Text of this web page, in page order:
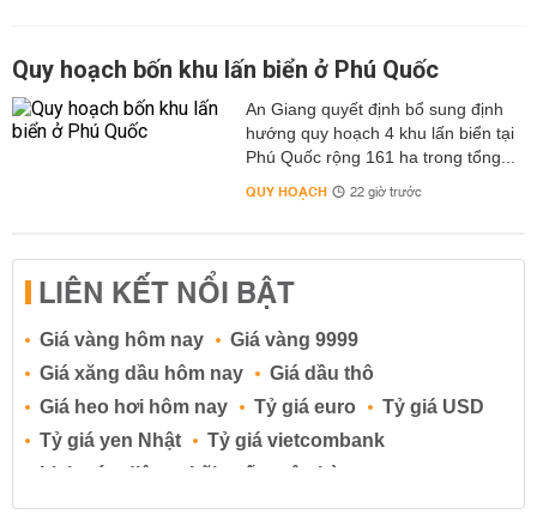
Quy hoạch bốn khu lấn biển ở Phú Quốc
An Giang quyết định bổ sung định
hướng quy hoạch 4 khu lấn biển tại
Phú Quốc rộng 161 ha trong tổng...
QUY HOẠCH 22 giờ trước
LIÊN KẾT NỔI BẬT
Giá vàng hôm nay
Giá vàng 9999
Giá xăng dầu hôm nay
Giá dầu thô
Giá heo hơi hôm nay
Tỷ giá euro
Tỷ giá USD
Tỷ giá yen Nhật
Tỷ giá vietcombank
Lịch cúp điện
Lãi suất ngân hàng
Lãi suất tiết kiệm
Lãi suất tiền gửi